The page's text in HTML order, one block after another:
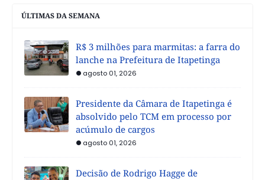
ÚLTIMAS DA SEMANA
R$ 3 milhões para marmitas: a farra do
lanche na Prefeitura de Itapetinga
agosto 01, 2026
Presidente da Câmara de Itapetinga é
absolvido pelo TCM em processo por
acúmulo de cargos
agosto 01, 2026
Decisão de Rodrigo Hagge de